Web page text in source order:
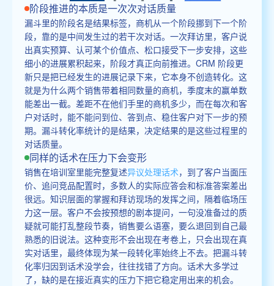
阶段推进的本质是一次次对话质量
漏斗里的阶段名是结果标签，商机从一个阶段挪到下一个阶
段，靠的是中间发生过的若干次对话。一次拜访里，客户说
出真实预算、认可某个价值点、松口接受下一步安排，这些
细小的进展累积起来，阶段才真正向前推进。CRM 阶段更
新只是把已经发生的进展记录下来，它本身不创造转化。这
就是为什么两个销售带着相同数量的商机，季度末的赢单数
能差出一截。差距不在他们手里的商机多少，而在每次和客
户对话时，能不能问到位、答到点、稳住客户对下一步的预
期。漏斗转化率统计的是结果，决定结果的是这些过程里的
对话质量。
同样的话术在压力下会变形
销售在培训室里能完整复述异议处理话术，到了客户当面压
价、追问竞品配置时，多数人的实际应答会和标准答案差出
很远。知识层面的掌握和拜访现场的发挥之间，隔着临场压
力这一层。客户不会按预想的剧本提问，一句没准备过的质
疑就可能打乱整段节奏，销售要么语塞，要么退回到自己最
熟悉的旧说法。这种变形不会出现在考卷上，只会出现在真
实对话里，最终体现为某一段转化率始终上不去。把漏斗转
化率归因到话术没学会，往往找错了方向。话术大多学过
了，缺的是在接近真实的压力下把它稳定用出来的机会。